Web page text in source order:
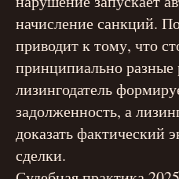
начисление санкций.
приводит к тому, что
принципиально разные
лизингодатель
задолженность, а
доказать фактический
сделки.